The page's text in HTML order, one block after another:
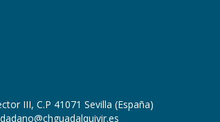
III, C.P 41071 Sevilla (España)